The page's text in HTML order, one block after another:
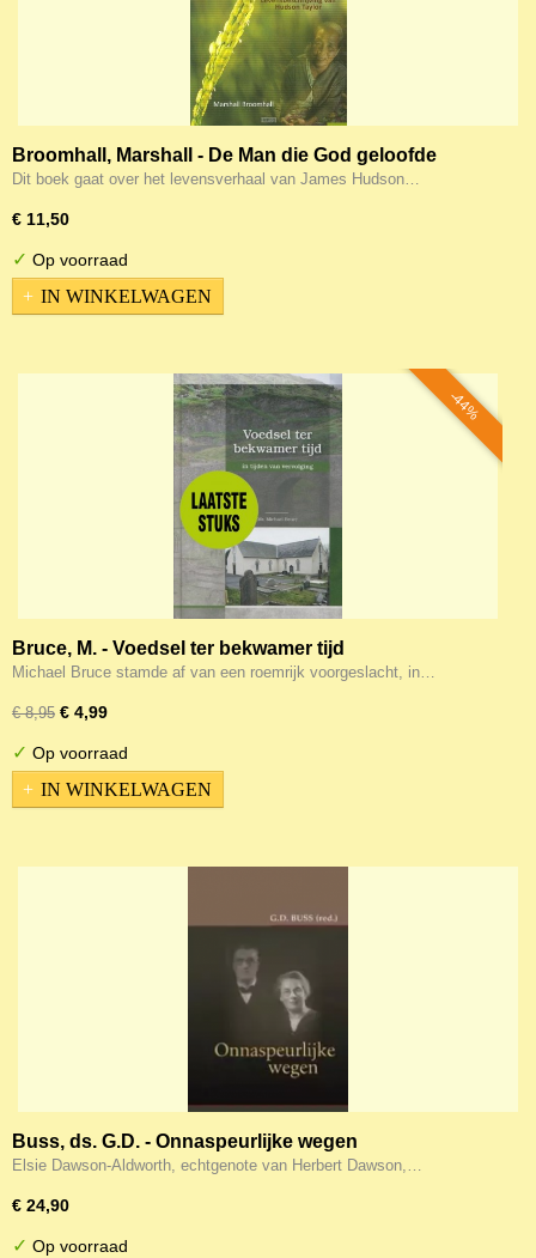
Broomhall, Marshall - De Man die God geloofde
Dit boek gaat over het levensverhaal van James Hudson…
€ 11,50
✓ Op voorraad
IN WINKELWAGEN
-44%
Bruce, M. - Voedsel ter bekwamer tijd
Michael Bruce stamde af van een roemrijk voorgeslacht, in…
€ 8,95 € 4,99
✓ Op voorraad
IN WINKELWAGEN
Buss, ds. G.D. - Onnaspeurlijke wegen
Elsie Dawson-Aldworth, echtgenote van Herbert Dawson,…
€ 24,90
✓ Op voorraad